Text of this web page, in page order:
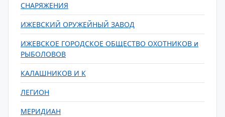
СНАРЯЖЕНИЯ
ИЖЕВСКИЙ ОРУЖЕЙНЫЙ ЗАВОД
ИЖЕВСКОЕ ГОРОДСКОЕ ОБЩЕСТВО ОХОТНИКОВ и
РЫБОЛОВОВ
КАЛАШНИКОВ И К
ЛЕГИОН
МЕРИДИАН